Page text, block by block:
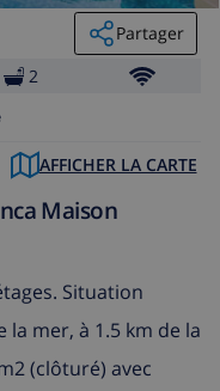
Partager
2
AFFICHER LA CARTE
Maison
Situation
la mer, à 1.5 km de la
(clôturé) avec